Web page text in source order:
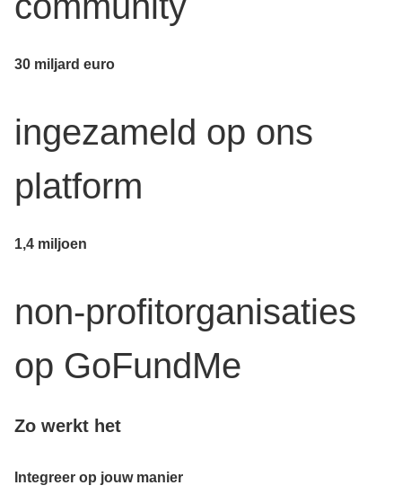
30 miljard euro
ingezameld op ons
platform
1,4 miljoen
non-profitorganisaties
op GoFundMe
Zo werkt het
Integreer op jouw manier